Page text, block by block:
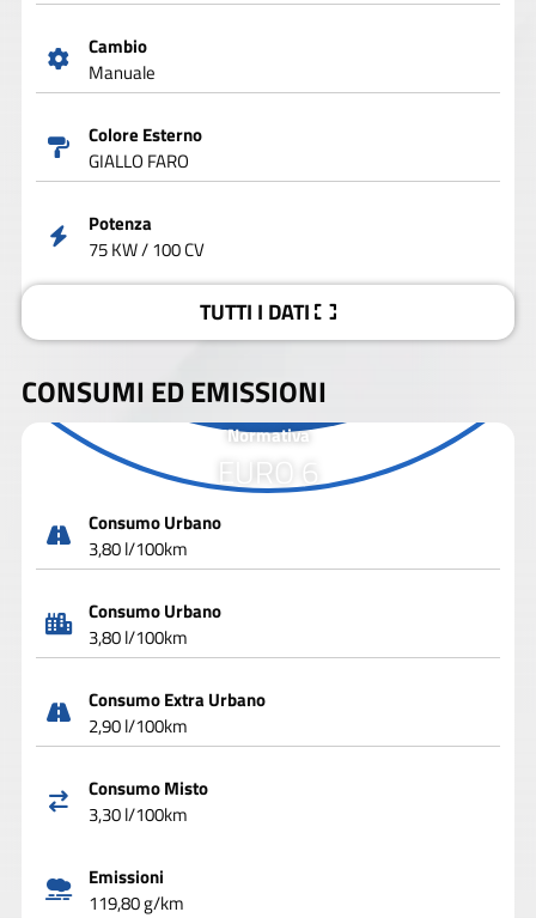
Cambio
Manuale
Colore Esterno
GIALLO FARO
Potenza
75 KW / 100 CV
TUTTI I DATI
CONSUMI ED EMISSIONI
Normativa
EURO 6
Consumo Urbano
3,80 l/100km
Consumo Urbano
3,80 l/100km
Consumo Extra Urbano
2,90 l/100km
Consumo Misto
3,30 l/100km
Emissioni
119,80 g/km